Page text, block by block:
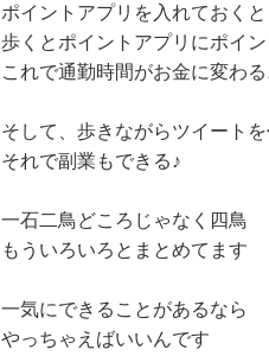
ポイントアプリを入れておくと
歩くとポイントアプリにポイン
これで通勤時間がお金に変わる
そして、歩きながらツイートを
それで副業もできる♪
一石二鳥どころじゃなく四鳥
もういろいろとまとめてます
一気にできることがあるなら
やっちゃえばいいんです